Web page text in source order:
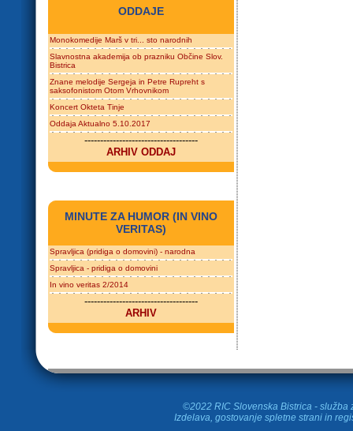
ODDAJE
Monokomedije Marš v tri... sto narodnih
Slavnostna akademija ob prazniku Občine Slov.
Bistrica
Znane melodije Sergeja in Petre Rupreht s
saksofonistom Otom Vrhovnikom
Koncert Okteta Tinje
Oddaja Aktualno 5.10.2017
------------------------------------
ARHIV ODDAJ
MINUTE ZA HUMOR (IN VINO
VERITAS)
Spravljica (pridiga o domovini) - narodna
Spravljica - pridiga o domovini
In vino veritas 2/2014
------------------------------------
ARHIV
©2022 RIC Slovenska Bistrica - služba
Izdelava, gostovanje spletne strani in